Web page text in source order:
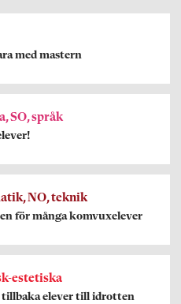
med mastern
SO, språk
NO, teknik
för många komvuxelever
estetiska
elever till idrotten